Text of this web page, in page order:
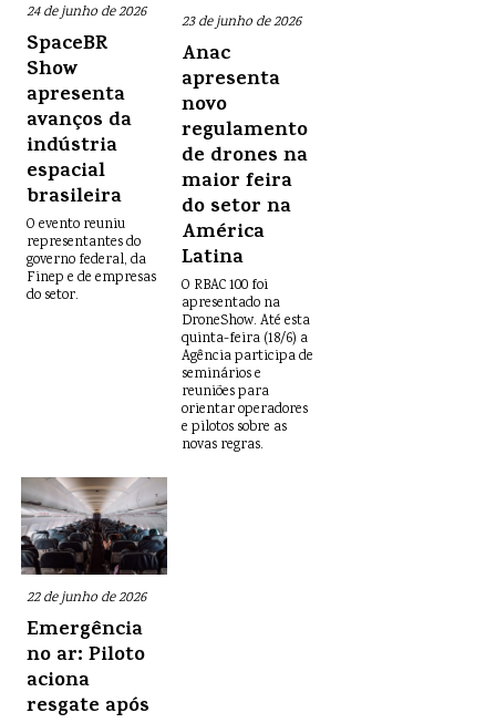
24 de junho de 2026
SpaceBR
Show
apresenta
avanços da
indústria
espacial
brasileira
O evento reuniu
representantes do
governo federal, da
Finep e de empresas
do setor.
23 de junho de 2026
Anac
apresenta
novo
regulamento
de drones na
maior feira
do setor na
América
Latina
O RBAC 100 foi
apresentado na
DroneShow. Até esta
quinta-feira (18/6) a
Agência participa de
seminários e
reuniões para
orientar operadores
e pilotos sobre as
novas regras.
22 de junho de 2026
Emergência
no ar: Piloto
aciona
resgate após